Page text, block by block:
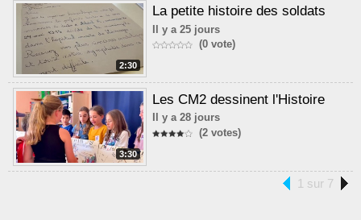
2:30
La petite histoire des soldats
Il y a 25 jours
(0 vote)
3:30
Les CM2 dessinent l'Histoire
Il y a 28 jours
(2 votes)
1 sur 7